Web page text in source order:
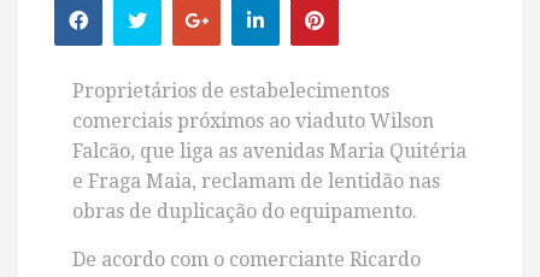
Proprietários de estabelecimentos
comerciais próximos ao viaduto Wilson
Falcão, que liga as avenidas Maria Quitéria
e Fraga Maia, reclamam de lentidão nas
obras de duplicação do equipamento.
De acordo com o comerciante Ricardo